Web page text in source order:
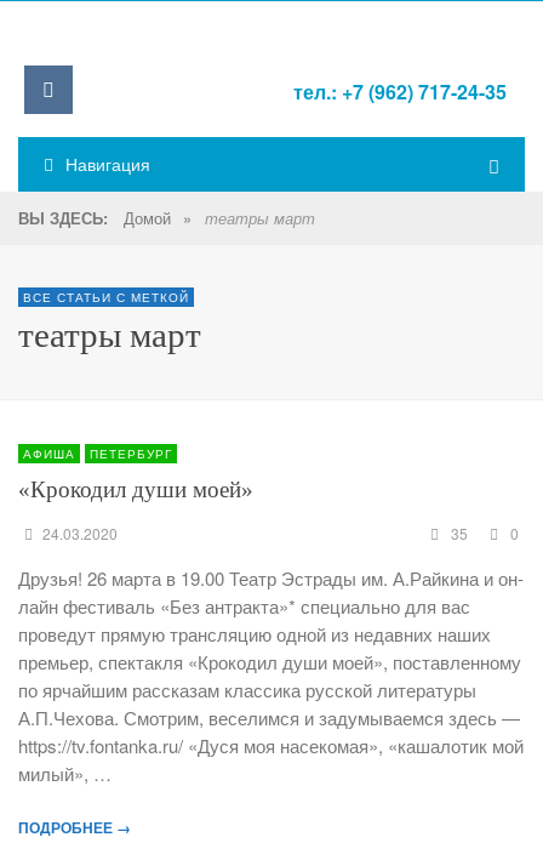
тел.: +7 (962) 717-24-35
Навигация
ВЫ ЗДЕСЬ: Домой » театры март
ВСЕ СТАТЬИ С МЕТКОЙ
театры март
АФИША ПЕТЕРБУРГ
«Крокодил души моей»
24.03.2020 35 0
Друзья! 26 марта в 19.00 Театр Эстрады им. А.Райкина и он-
лайн фестиваль «Без антракта»* специально для вас
проведут прямую трансляцию одной из недавних наших
премьер, спектакля «Крокодил души моей», поставленному
по ярчайшим рассказам классика русской литературы
А.П.Чехова. Смотрим, веселимся и задумываемся здесь —
https://tv.fontanka.ru/ «Дуся моя насекомая», «кашалотик мой
милый», …
ПОДРОБНЕЕ →